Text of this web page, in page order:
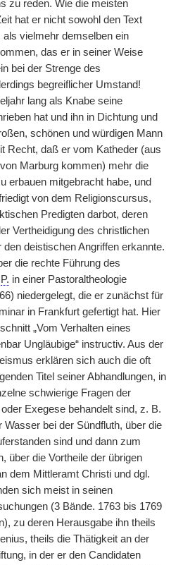
zu reden. Wie die meisten
hat er nicht sowohl den Text
vielmehr demselben ein
das er in seiner Weise
bei der Strenge des
begreiflicher Umstand!
lang als Knabe seine
hat und ihn in Dichtung und
schönen und würdigen Mann
Recht, daß er vom Katheder (aus
Marburg kommen) mehr die
erbauen mitgebracht habe, und
von dem Religionscursus,
Predigten darbot, deren
Vertheidigung des christlichen
deistischen Angriffen erkannte.
die rechte Führung des
P. in einer Pastoraltheologie
niedergelegt, die er zunächst für
in Frankfurt gefertigt hat. Hier
„Vom Verhalten eines
Ungläubige“ instructiv. Aus der
erklären sich auch die oft
Titel seiner Abhandlungen, in
schwierige Fragen der
Exegese behandelt sind, z. B.
Wasser bei der Sündfluth, über die
sind und dann zum
über die Vortheile der übrigen
dem Mittleramt Christi und dgl.
sich meist in seinen
(3 Bände. 1763 bis 1769
zu deren Herausgabe ihn theils
theils die Thätigkeit an der
in der er den Candidaten